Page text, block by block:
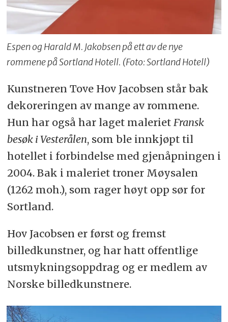
Espen og Harald M. Jakobsen på ett av de nye
rommene på Sortland Hotell. (Foto: Sortland Hotell)
Kunstneren Tove Hov Jacobsen står bak
dekoreringen av mange av rommene.
Hun har også har laget maleriet Fransk
besøk i Vesterålen, som ble innkjøpt til
hotellet i forbindelse med gjenåpningen i
2004. Bak i maleriet troner Møysalen
(1262 moh.), som rager høyt opp sør for
Sortland.
Hov Jacobsen er først og fremst
billedkunstner, og har hatt offentlige
utsmykningsoppdrag og er medlem av
Norske billedkunstnere.